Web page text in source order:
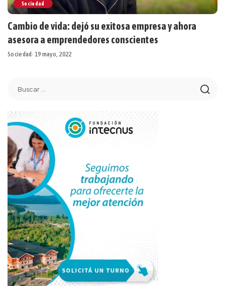
Sociedad
Cambio de vida: dejó su exitosa empresa y ahora
asesora a emprendedores conscientes
Sociedad 19 mayo, 2022